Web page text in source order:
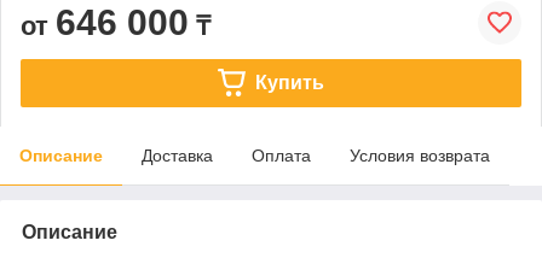
от 646 000 ₸
Купить
Описание Доставка Оплата Условия возврата
Описание